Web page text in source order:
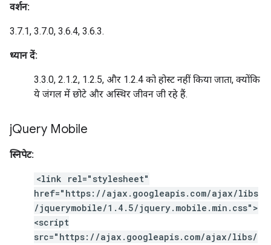
वर्शन:
3.7.1, 3.7.0, 3.6.4, 3.6.3.
ध्यान दें:
3.3.0, 2.1.2, 1.2.5, और 1.2.4 को होस्ट नहीं किया जाता, क्योंकि
ये जंगल में छोटे और अस्थिर जीवन जी रहे हैं.
jQuery Mobile
स्निपेट:
<link rel="stylesheet"
href="https://ajax.googleapis.com/ajax/libs
/jquerymobile/1.4.5/jquery.mobile.min.css">
<script
src="https://ajax.googleapis.com/ajax/libs/